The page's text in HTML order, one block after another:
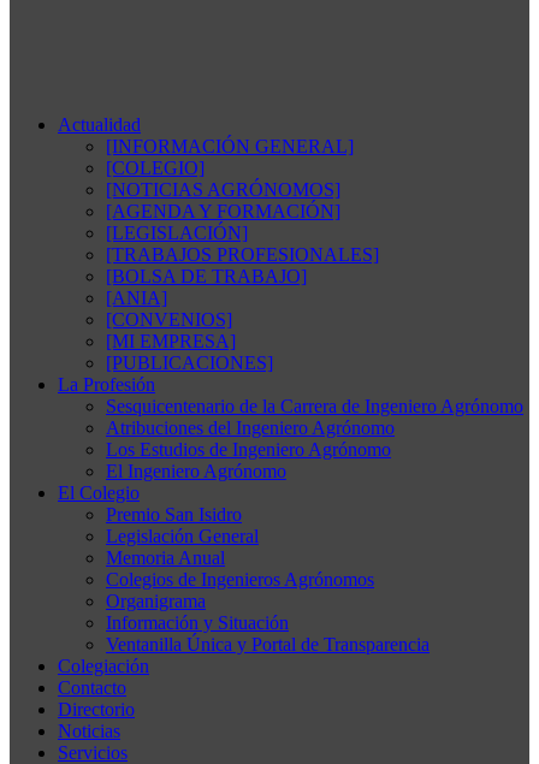
Actualidad
[INFORMACIÓN GENERAL]
[COLEGIO]
[NOTICIAS AGRÓNOMOS]
[AGENDA Y FORMACIÓN]
[LEGISLACIÓN]
[TRABAJOS PROFESIONALES]
[BOLSA DE TRABAJO]
[ANIA]
[CONVENIOS]
[MI EMPRESA]
[PUBLICACIONES]
La Profesión
Sesquicentenario de la Carrera de Ingeniero Agrónomo
Atribuciones del Ingeniero Agrónomo
Los Estudios de Ingeniero Agrónomo
El Ingeniero Agrónomo
El Colegio
Premio San Isidro
Legislación General
Memoria Anual
Colegios de Ingenieros Agrónomos
Organigrama
Información y Situación
Ventanilla Única y Portal de Transparencia
Colegiación
Contacto
Directorio
Noticias
Servicios